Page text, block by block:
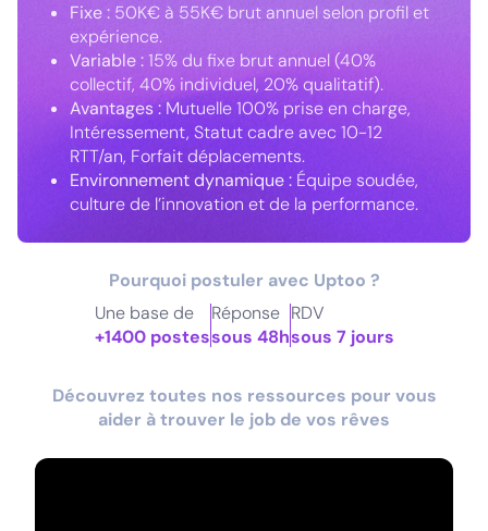
Fixe : 50K€ à 55K€ brut annuel selon profil et
expérience.
Variable :15% du fixe brut annuel (40%
collectif, 40% individuel, 20% qualitatif).
Avantages : Mutuelle 100% prise en charge,
Intéressement, Statut cadre avec 10-12
RTT/an, Forfait déplacements.
Environnement dynamique : Équipe soudée,
culture de l’innovation et de la performance.
Pourquoi postuler avec Uptoo ?
Une base de
+1400 postes
Réponse
sous 48h
RDV
sous 7 jours
Découvrez toutes nos ressources pour vous
aider à trouver le job de vos rêves